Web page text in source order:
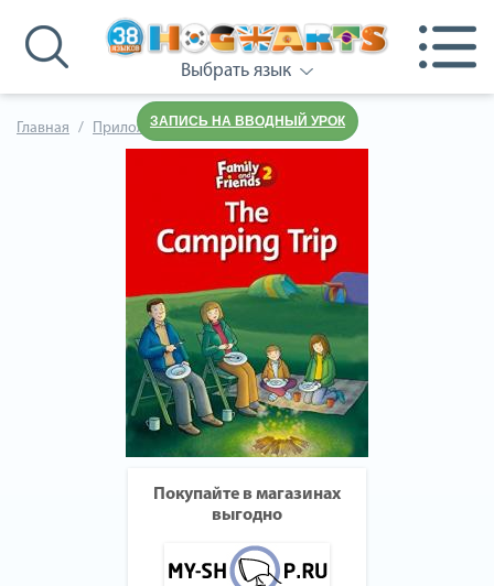
Выбрать язык
ЗАПИСЬ НА ВВОДНЫЙ УРОК
Главная Приложения к учебнику
Покупайте в магазинах
выгодно